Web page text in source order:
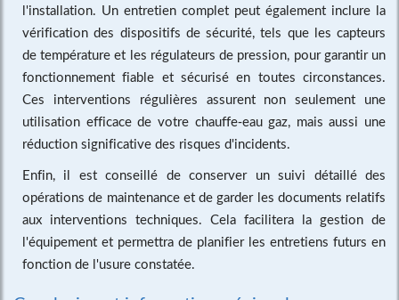
l'installation. Un entretien complet peut également inclure la
vérification des dispositifs de sécurité, tels que les capteurs
de température et les régulateurs de pression, pour garantir un
fonctionnement fiable et sécurisé en toutes circonstances.
Ces interventions régulières assurent non seulement une
utilisation efficace de votre chauffe-eau gaz, mais aussi une
réduction significative des risques d'incidents.
Enfin, il est conseillé de conserver un suivi détaillé des
opérations de maintenance et de garder les documents relatifs
aux interventions techniques. Cela facilitera la gestion de
l'équipement et permettra de planifier les entretiens futurs en
fonction de l'usure constatée.